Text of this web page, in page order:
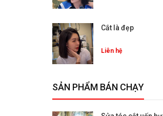
Cắt là đẹp
Liên hệ
SẢN PHẨM BÁN CHẠY